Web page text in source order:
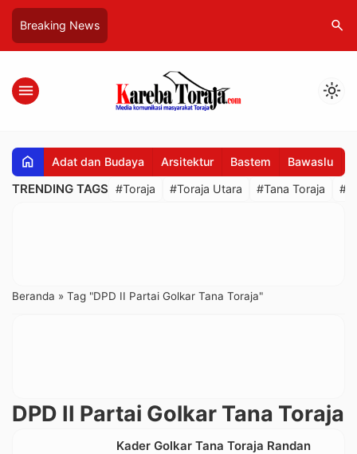
Breaking News search
menu light_mode
home Adat dan Budaya Arsitektur Bastem Bawaslu
TRENDING TAGS #Toraja #Toraja Utara #Tana Toraja
Beranda » Tag "DPD II Partai Golkar Tana Toraja"
DPD II Partai Golkar Tana Toraja
Kader Golkar Tana Toraja Randan